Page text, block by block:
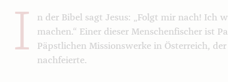
I
n der Bibel sagt Jesus: „Folgt mir nach! Ich
machen.“ Einer dieser Menschenfischer ist
Päpstlichen Missionswerke in Österreich,
nachfeierte.